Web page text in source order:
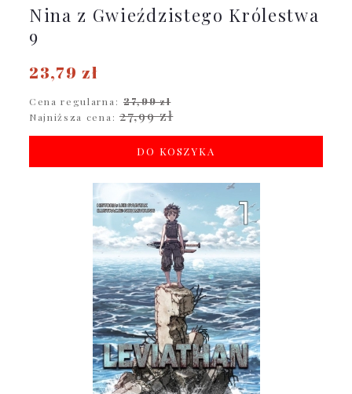
Nina z Gwieździstego Królestwa
9
23,79 zł
Cena regularna: 27,99 zł
Najniższa cena: 27,99 zł
DO KOSZYKA